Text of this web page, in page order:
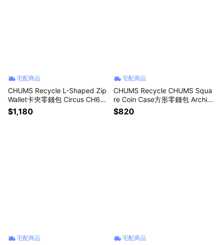
宅配商品
CHUMS Recycle L-Shaped Zip
Wallet卡夾零錢包 Circus CH60
3996Z402
$1,180
宅配商品
CHUMS Recycle CHUMS Squa
re Coin Case方形零錢包 Archiv
e CH604027Z401
$820
宅配商品 宅配商品